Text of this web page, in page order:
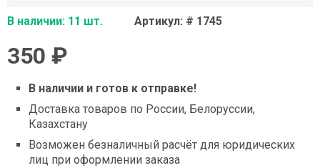
В наличии: 11 шт. Артикул: # 1745
350 ₽
В наличии и готов к отправке!
Доставка товаров по России, Белоруссии,
Казахстану
Возможен безналичный расчёт для юридических
лиц при оформлении заказа